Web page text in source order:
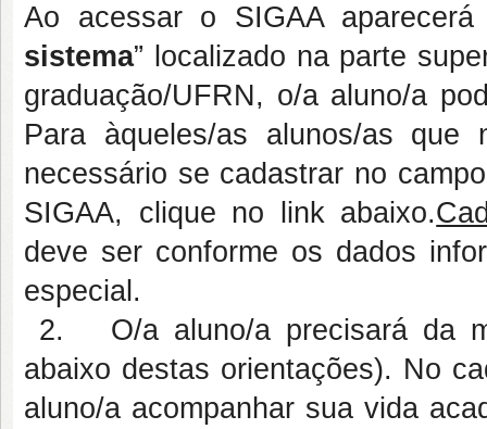
Ao acessar o SIGAA
sistema” localizado na parte
graduação/UFRN, o/a aluno/a
Para àqueles/as alunos/as
necessário se cadastrar no campo
SIGAA, clique no link abaixo.
deve ser conforme os dados
especial.
2. O/a aluno/a precisará da
abaixo destas orientações). No
aluno/a acompanhar sua vida